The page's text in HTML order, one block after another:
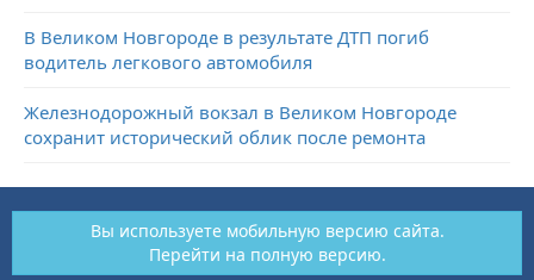
В Великом Новгороде в результате ДТП погиб
водитель легкового автомобиля
Железнодорожный вокзал в Великом Новгороде
сохранит исторический облик после ремонта
Вы используете мобильную версию сайта.
Перейти на полную версию.